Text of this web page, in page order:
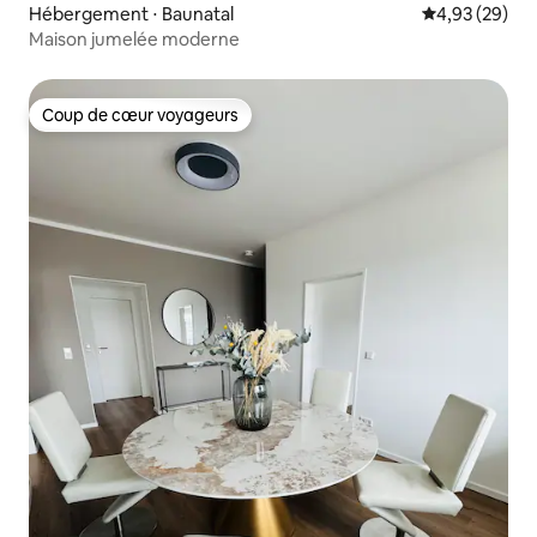
Hébergement ⋅ Baunatal Évaluation
4,93 (29)
Maison jumelée moderne
Coup de cœur voyageurs
Coup de cœur voyageurs